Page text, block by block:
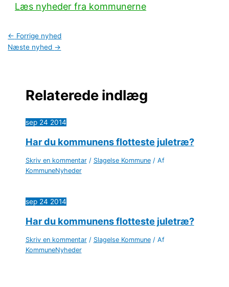
Læs nyheder fra kommunerne
← Forrige nyhed
Næste nyhed →
Relaterede indlæg
sep 24 2014
Har du kommunens flotteste juletræ?
Skriv en kommentar / Slagelse Kommune/ Af
KommuneNyheder
sep 24 2014
Har du kommunens flotteste juletræ?
Skriv en kommentar / Slagelse Kommune/ Af
KommuneNyheder